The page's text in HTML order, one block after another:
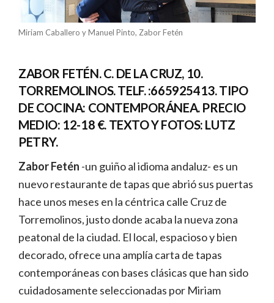
Miriam Caballero y Manuel Pinto, Zabor Fetén
ZABOR FETÉN. C. DE LA CRUZ, 10.
TORREMOLINOS. TELF. :665925413. TIPO
DE COCINA: CONTEMPORÁNEA. PRECIO
MEDIO: 12-18 €. TEXTO Y FOTOS: LUTZ
PETRY.
Zabor Fetén -un guiño al idioma andaluz- es un
nuevo restaurante de tapas que abrió sus puertas
hace unos meses en la céntrica calle Cruz de
Torremolinos, justo donde acaba la nueva zona
peatonal de la ciudad. El local, espacioso y bien
decorado, ofrece una amplía carta de tapas
contemporáneas con bases clásicas que han sido
cuidadosamente seleccionadas por Miriam